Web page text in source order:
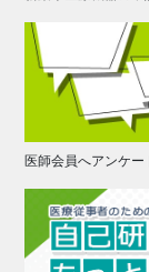
医師会員へアンケー